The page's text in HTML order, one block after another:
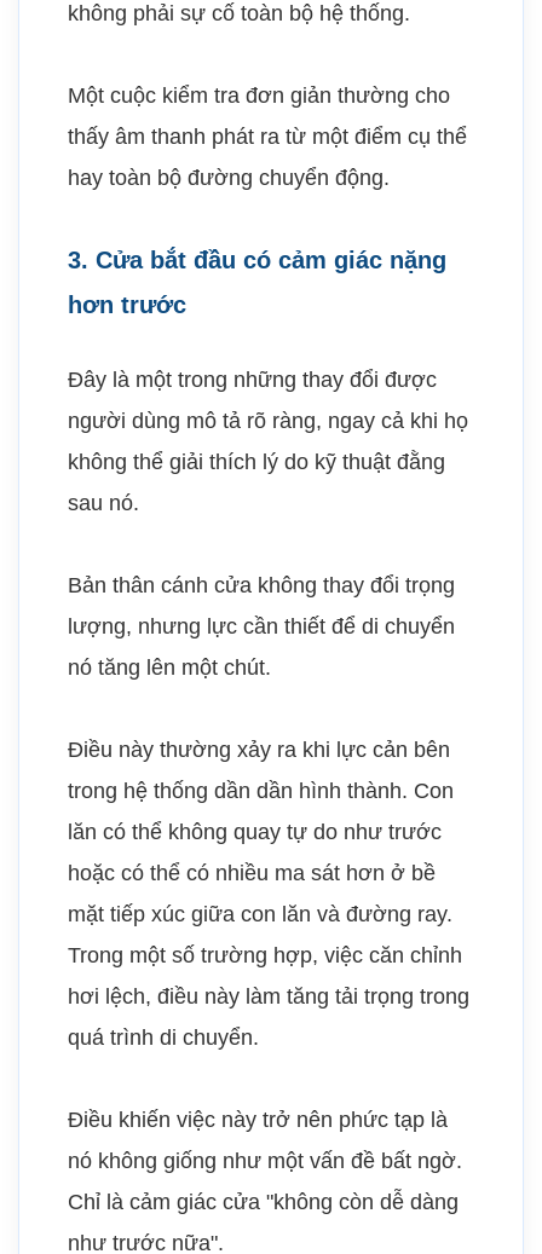
không phải sự cố toàn bộ hệ thống.
Một cuộc kiểm tra đơn giản thường cho
thấy âm thanh phát ra từ một điểm cụ thể
hay toàn bộ đường chuyển động.
3. Cửa bắt đầu có cảm giác nặng
hơn trước
Đây là một trong những thay đổi được
người dùng mô tả rõ ràng, ngay cả khi họ
không thể giải thích lý do kỹ thuật đằng
sau nó.
Bản thân cánh cửa không thay đổi trọng
lượng, nhưng lực cần thiết để di chuyển
nó tăng lên một chút.
Điều này thường xảy ra khi lực cản bên
trong hệ thống dần dần hình thành. Con
lăn có thể không quay tự do như trước
hoặc có thể có nhiều ma sát hơn ở bề
mặt tiếp xúc giữa con lăn và đường ray.
Trong một số trường hợp, việc căn chỉnh
hơi lệch, điều này làm tăng tải trọng trong
quá trình di chuyển.
Điều khiến việc này trở nên phức tạp là
nó không giống như một vấn đề bất ngờ.
Chỉ là cảm giác cửa "không còn dễ dàng
như trước nữa".